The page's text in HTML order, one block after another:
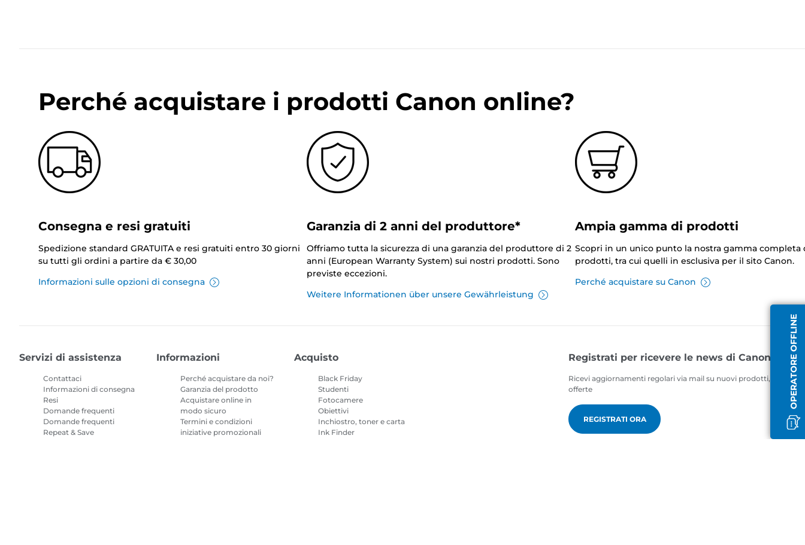
OPERATORE OFFLINE
Perché acquistare i prodotti Canon online?
Consegna e resi gratuiti
Spedizione standard GRATUITA e resi gratuiti entro 30 giorni
su tutti gli ordini a partire da € 30,00
Informazioni sulle opzioni di consegna
Garanzia di 2 anni del produttore*
Offriamo tutta la sicurezza di una garanzia del produttore di 2
anni (European Warranty System) sui nostri prodotti. Sono
previste eccezioni.
Weitere Informationen über unsere Gewährleistung
Ampia gamma di prodotti
Scopri in un unico punto la nostra gamma completa
prodotti, tra cui quelli in esclusiva per il sito Canon.
Perché acquistare su Canon
Servizi di assistenza
Contattaci
Informazioni di consegna
Resi
Domande frequenti
Domande frequenti
Repeat & Save
Informazioni
Perché acquistare da noi?
Garanzia del prodotto
Acquistare online in
modo sicuro
Termini e condizioni
iniziative promozionali
Acquisto
Black Friday
Studenti
Fotocamere
Obiettivi
Inchiostro, toner e carta
Ink Finder
Registrati per ricevere le news di Canon
Ricevi aggiornamenti regolari via mail su nuovi prodotti, consigli
offerte
REGISTRATI ORA